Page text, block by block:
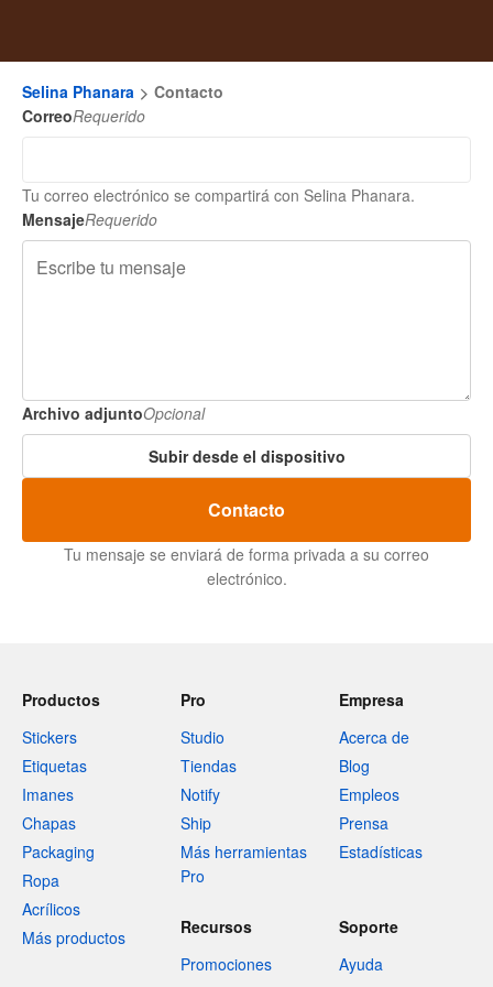
Selina Phanara
Contacto
CorreoRequerido
Tu correo electrónico se compartirá con Selina Phanara.
MensajeRequerido
Archivo adjuntoOpcional
Subir desde el dispositivo
Contacto
Tu mensaje se enviará de forma privada a su correo
electrónico.
Productos
Stickers
Etiquetas
Imanes
Chapas
Packaging
Ropa
Acrílicos
Más productos
Pro
Studio
Tiendas
Notify
Ship
Más herramientas
Pro
Empresa
Acerca de
Blog
Empleos
Prensa
Estadísticas
Recursos
Promociones
Soporte
Ayuda